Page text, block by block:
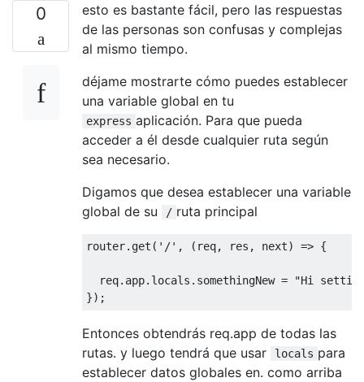
0
esto es bastante fácil, pero las respuestas
de las personas son confusas y complejas
al mismo tiempo.
déjame mostrarte cómo puedes establecer
una variable global en tu
express aplicación. Para que pueda
acceder a él desde cualquier ruta según
sea necesario.
Digamos que desea establecer una variable
global de su
/ ruta principal
router.get( '/' , ( req, res, next) => {
  req.app.locals.somethingNew =
"Hi
Entonces obtendrás req.app de todas las
rutas. y luego tendrá que usar
locals para
establecer datos globales en. como arriba